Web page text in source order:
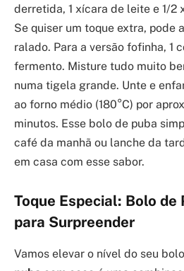
derretida, 1 xícara de leite e 1/2
Se quiser um toque extra, pode
ralado. Para a versão fofinha, 1
fermento. Misture tudo muito
numa tigela grande. Unte e
ao forno médio (180°C) por
minutos. Esse bolo de puba
café da manhã ou lanche da
em casa com esse sabor.
Toque Especial: Bolo de
para Surpreender
Vamos elevar o nível do seu